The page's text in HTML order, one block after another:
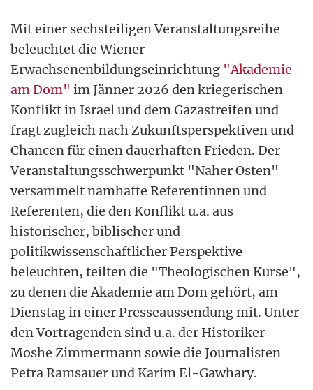
Mit einer sechsteiligen Veranstaltungsreihe
beleuchtet die Wiener
Erwachsenenbildungseinrichtung "Akademie
am Dom" im Jänner 2026 den kriegerischen
Konflikt in Israel und dem Gazastreifen und
fragt zugleich nach Zukunftsperspektiven und
Chancen für einen dauerhaften Frieden. Der
Veranstaltungsschwerpunkt "Naher Osten"
versammelt namhafte Referentinnen und
Referenten, die den Konflikt u.a. aus
historischer, biblischer und
politikwissenschaftlicher Perspektive
beleuchten, teilten die "Theologischen Kurse",
zu denen die Akademie am Dom gehört, am
Dienstag in einer Presseaussendung mit. Unter
den Vortragenden sind u.a. der Historiker
Moshe Zimmermann sowie die Journalisten
Petra Ramsauer und Karim El-Gawhary.